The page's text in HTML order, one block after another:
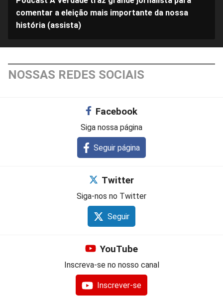
comentar a eleição mais importante da nossa
história (assista)
NOSSAS REDES SOCIAIS
Facebook
Siga nossa página
Seguir página
Twitter
Siga-nos no Twitter
Seguir
YouTube
Inscreva-se no nosso canal
Inscrever-se